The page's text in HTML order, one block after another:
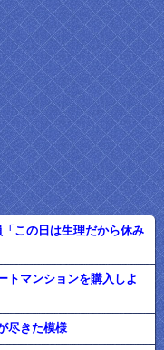
この日は生理だから休み
トマンションを購入しよ
尽きた模様